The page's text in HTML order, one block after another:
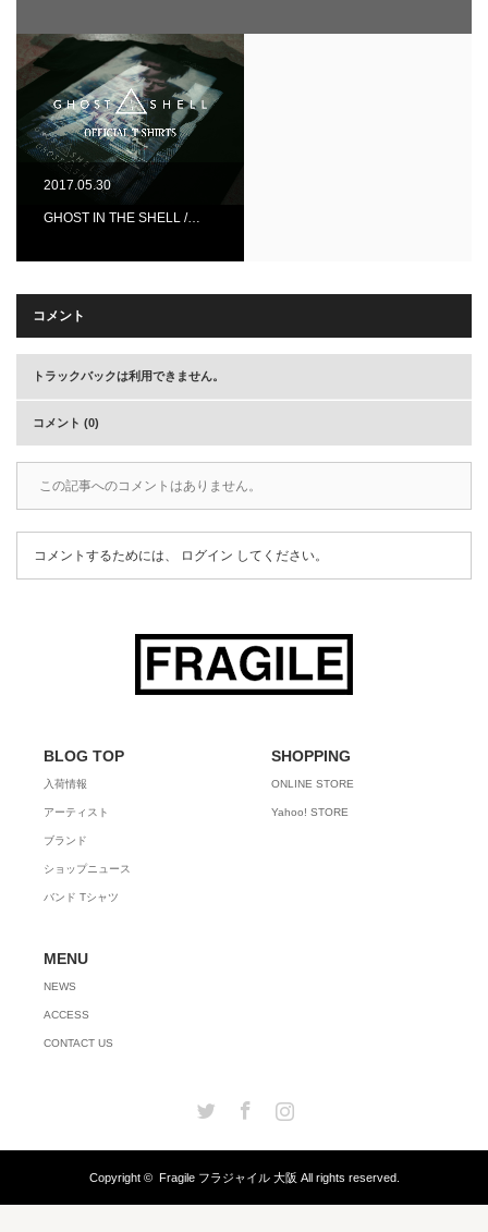
2017.05.30
GHOST IN THE SHELL /…
コメント
トラックバックは利用できません。
コメント (0)
この記事へのコメントはありません。
コメントするためには、 ログイン してください。
BLOG TOP
入荷情報
アーティスト
ブランド
ショップニュース
バンド Tシャツ
SHOPPING
ONLINE STORE
Yahoo! STORE
MENU
NEWS
ACCESS
CONTACT US
Twitter Facebook
Copyright © Fragile フラジャイル 大阪 All rights reserved.